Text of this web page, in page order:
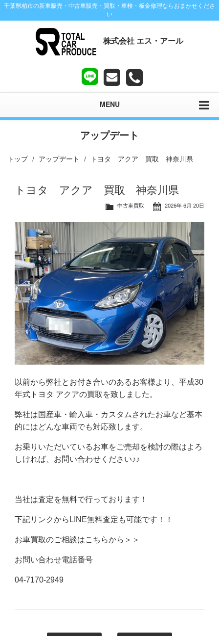
千葉県柏市の新車販売・中古車販売・買取・車検・板金修理ならおまかせくださ
い
株式会社 エス・アール
MENU
アップデート
トップ アップデート トヨタ アクア 買取 神奈川県
トヨタ アクア 買取 神奈川県
2026年 6月 20日
中古車買取
以前から弊社とお付き合いのあるお客様より、平成30
年式トヨタ アクアの買取を致しました。
弊社は国産車・輸入車・カスタムされたお車など基本
的にはどんな車両でも対応致します。
お乗りいただいているお車をご売却を検討の際はよろ
しければ、お問い合わせください♪♪
当社は査定を無料で行っております！
下記リンクからLINE無料査定も可能です！！
お車買取のご相談はこちらから＞＞
お問い合わせ電話番号
04-7170-2949